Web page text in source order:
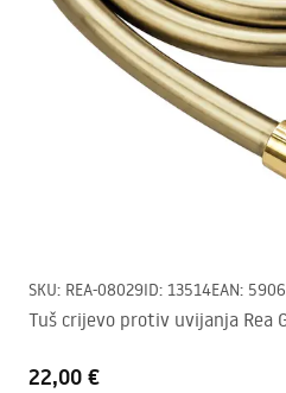
SKU: REA-08029ID: 13514EAN:
Tuš crijevo protiv uvijanja Rea
22,00 €